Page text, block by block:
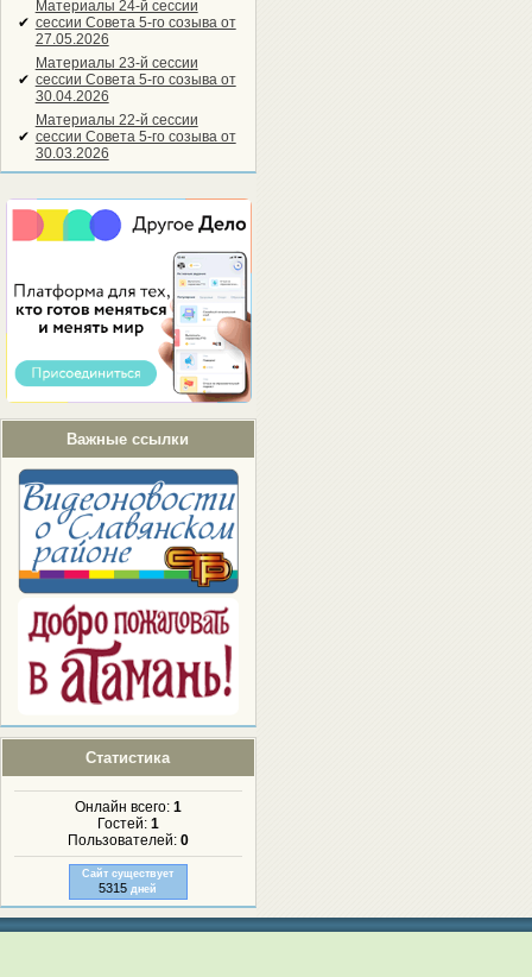
✔
Материалы 24-й сессии
сессии Совета 5-го созыва от
27.05.2026
✔
Материалы 23-й сессии
сессии Совета 5-го созыва от
30.04.2026
✔
Материалы 22-й сессии
сессии Совета 5-го созыва от
30.03.2026
Важные ссылки
Статистика
Онлайн всего: 1
Гостей: 1
Пользователей: 0
Сайт существует
5315 дней